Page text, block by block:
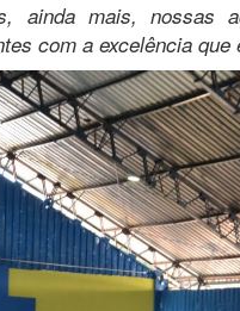
ainda mais,
com a excelência